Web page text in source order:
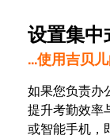
设置集中
...使用吉贝
如果您负责办
提升考勤效率
或智能手机，